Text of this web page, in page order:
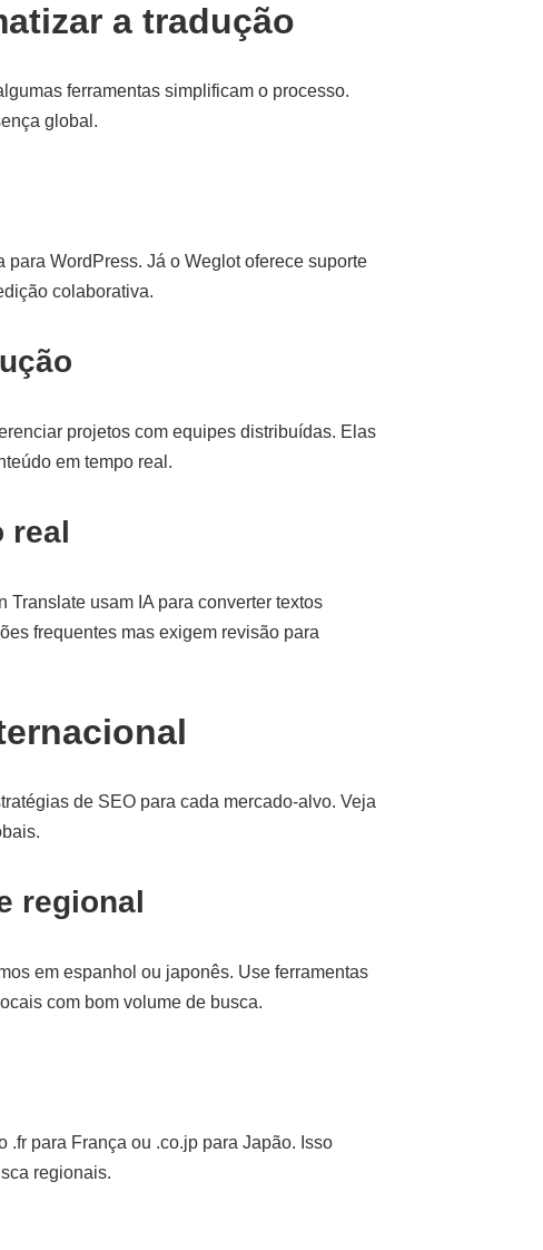
a tradução
ferramentas simplificam o processo.
global.
WordPress. Já o Weglot oferece suporte
colaborativa.
projetos com equipes distribuídas. Elas
em tempo real.
real
usam IA para converter textos
frequentes mas exigem revisão para
de SEO para cada mercado-alvo. Veja
regional
em espanhol ou japonês. Use ferramentas
com bom volume de busca.
para França ou .co.jp para Japão. Isso
regionais.